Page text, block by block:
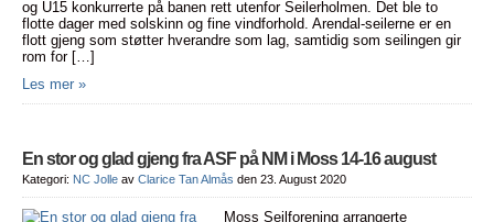
og U15 konkurrerte på banen rett utenfor Seilerholmen. Det ble to
flotte dager med solskinn og fine vindforhold. Arendal-seilerne er en
flott gjeng som støtter hverandre som lag, samtidig som seilingen gir
rom for […]
Les mer »
En stor og glad gjeng fra ASF på NM i Moss 14-16 august
Kategori: NC Jolle av Clarice Tan Almås den 23. August 2020
Moss Seilforening arrangerte